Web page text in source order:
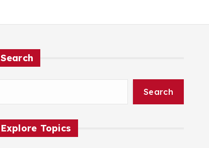
Search
Search
Explore Topics